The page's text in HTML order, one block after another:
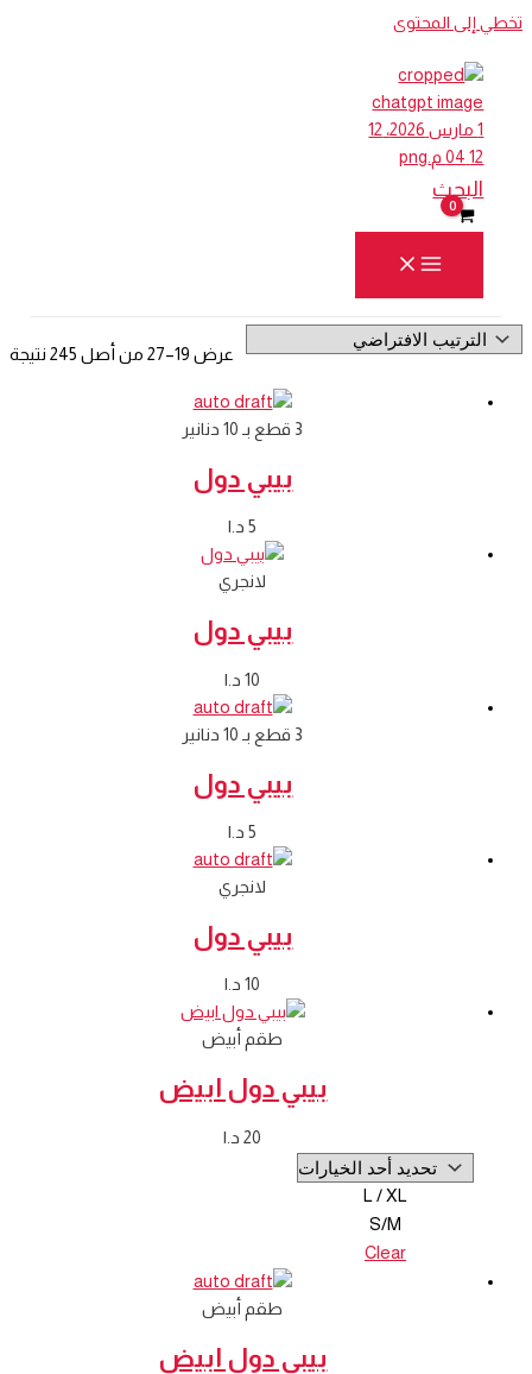
تخطي إلى المحتوى
البحث
عرض 19–27 من أصل 245 نتيجة
3 قطع بـ 10 دنانير
بيبي دول
5 د.ا
لانجري
بيبي دول
10 د.ا
3 قطع بـ 10 دنانير
بيبي دول
5 د.ا
لانجري
بيبي دول
10 د.ا
طقم أبيض
بيبي دول ابيض
20 د.ا
L / XL
S/M
Clear
طقم أبيض
بيبي دول ابيض